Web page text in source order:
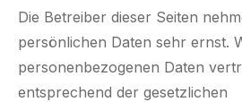
Die Betreiber dieser Seiten
persönlichen Daten sehr ernst.
personenbezogenen Daten
entsprechend der gesetzlichen